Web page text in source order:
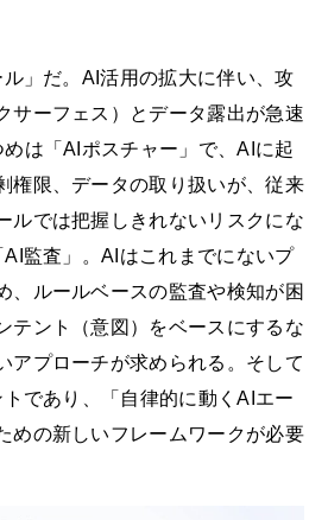
」だ。AI活用の拡大に伴い、攻
サーフェス）とデータ露出が急速
は「AIポスチャー」で、AIに起
権限、データの取り扱いが、従来
ルでは把握しきれないリスクにな
監査」。AIはこれまでにないプ
、ルールベースの監査や検知が困
テント（意図）をベースにするな
アプローチが求められる。そして
であり、「自律的に動くAIエー
めの新しいフレームワークが必要